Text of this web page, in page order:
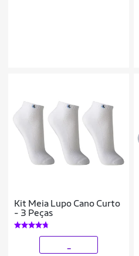
Kit Meia Lupo Cano Curto
- 3 Peças